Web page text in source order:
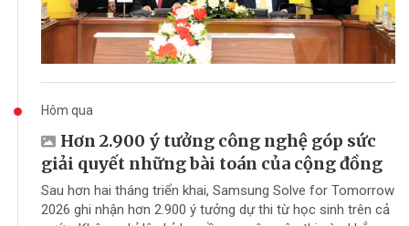
Hôm qua
Hơn 2.900 ý tưởng công nghệ góp sức
giải quyết những bài toán của cộng đồng
Sau hơn hai tháng triển khai, Samsung Solve for Tomorrow
2026 ghi nhận hơn 2.900 ý tưởng dự thi từ học sinh trên cả